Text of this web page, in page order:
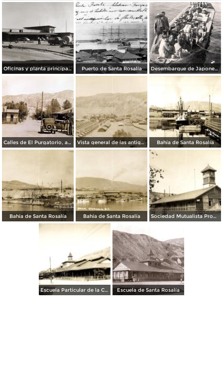
Oficinas y planta principal del compañía Mar Bermejo, S.A. Puerto de Santa Rosalía Desembarque de Japoneses
Calles de El Purgatorio, antiguas minas cerca de Santa Rosalía Vista general de las antiguas minas de El Purgatorio Bahía de Santa Rosalía
Bahía de Santa Rosalía Bahía de Santa Rosalía Sociedad Mutualista Progreso. Fundada en 1916
Escuela Particular de la Cia. El Boleo Escuela de Santa Rosalía